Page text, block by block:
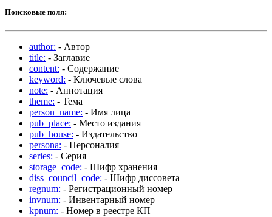
Поисковые поля:
author: - Автор
title: - Заглавие
content: - Содержание
keyword: - Ключевые слова
note: - Аннотация
theme: - Тема
person_name: - Имя лица
pub_place: - Место издания
pub_house: - Издательство
persona: - Персоналия
series: - Серия
storage_code: - Шифр хранения
diss_council_code: - Шифр диссовета
regnum: - Регистрационный номер
invnum: - Инвентарный номер
kpnum: - Номер в реестре КП